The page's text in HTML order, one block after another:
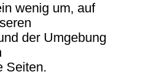
wenig um, auf
der Umgebung
Seiten.